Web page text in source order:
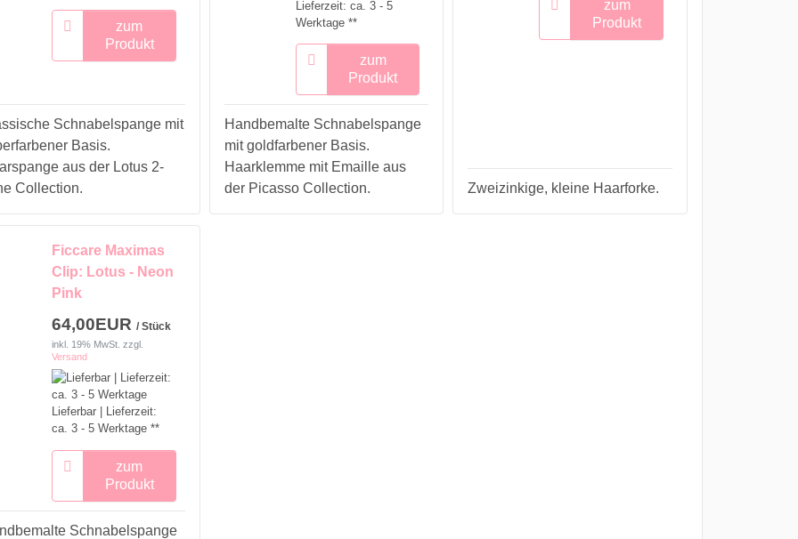
zum
Produkt
Schnabelspange mit
Basis.
aus der Lotus 2-
Collection.
Lieferzeit: ca. 3 - 5
Werktage **
zum
Produkt
Handbemalte Schnabelspange
mit goldfarbener Basis.
Haarklemme mit Emaille aus
der Picasso Collection.
zum
Produkt
Zweizinkige, kleine Haarforke.
Ficcare Maximas
Clip: Lotus - Neon
Pink
64,00EUR / Stück
inkl. 19% MwSt. zzgl.
Versand
Lieferbar | Lieferzeit:
ca. 3 - 5 Werktage **
zum
Produkt
Schnabelspange